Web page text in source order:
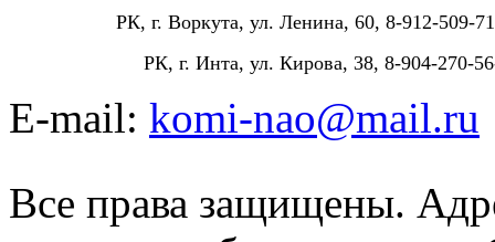
РК, г. Воркута, ул. Ленина, 60, 8-912-509-
РК, г. Инта, ул. Кирова, 38, 8-904-270-
E-mail: komi-nao@mail.ru
Все права защищены.